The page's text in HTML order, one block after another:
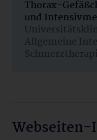
Thorax-
und
Allgemeine